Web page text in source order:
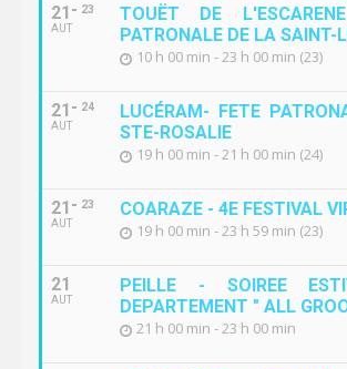
21
AUT
23
TOUËT DE
PATRONALE DE LA SAINT-
10 h 00 min - 23 h 00 min (23)
21
AUT
24
LUCÉRAM- FETE
STE-ROSALIE
19 h 00 min - 21 h 00 min (24)
21
AUT
23 COARAZE - 4E FESTIVAL
19 h 00 min - 23 h 59 min (23)
21
AUT
PEILLE - SOIREE
DEPARTEMENT " ALL
21 h 00 min - 23 h 00 min